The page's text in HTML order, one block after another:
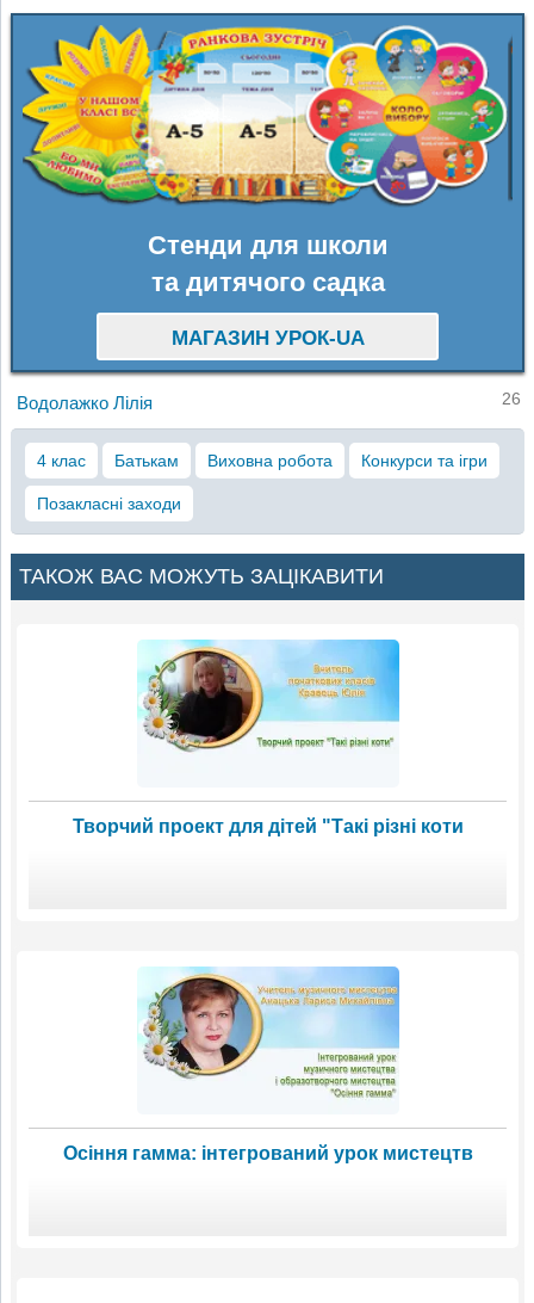
Стенди для школи
та дитячого садка
МАГАЗИН УРОК-UA
Водолажко Лілія 26
4 клас Батькам Виховна робота Конкурси та ігри
Позакласні заходи
ТАКОЖ ВАС МОЖУТЬ ЗАЦІКАВИТИ
Творчий проект для дітей "Такі різні коти
Осіння гамма: інтегрований урок мистецтв